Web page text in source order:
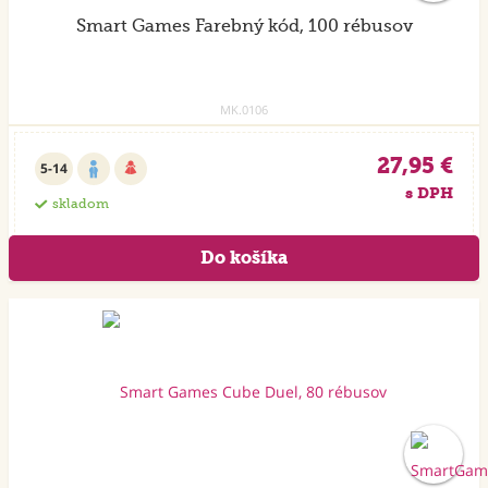
Smart Games Farebný kód, 100 rébusov
MK.0106
5-14
skladom
27,95 €
s DPH